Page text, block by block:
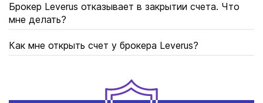
Брокер Leverus отказывает в закрытии счета. Что
мне делать?
Как мне открыть счет у брокера Leverus?